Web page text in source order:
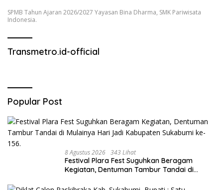
SPMB Tahun Ajaran 2026/2027 Yayasan Bina Dharma, SMK Pariwisata
Indonesia.
Transmetro.id-official
Popular Post
8 Agustus 2026 343 Lihat
Festival Plara Fest Suguhkan Beragam
Kegiatan, Dentuman Tambur Tandai di
156.